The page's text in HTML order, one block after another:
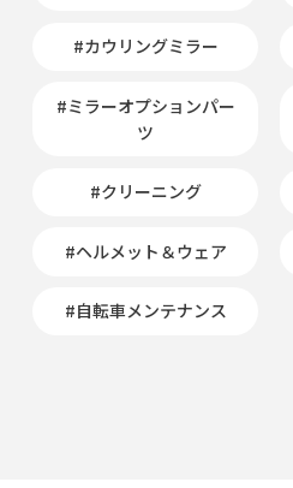
#カウリングミラー
#ミラーオプションパー
ツ
#クリーニング
#ヘルメット＆ウェア
#自転車メンテナンス